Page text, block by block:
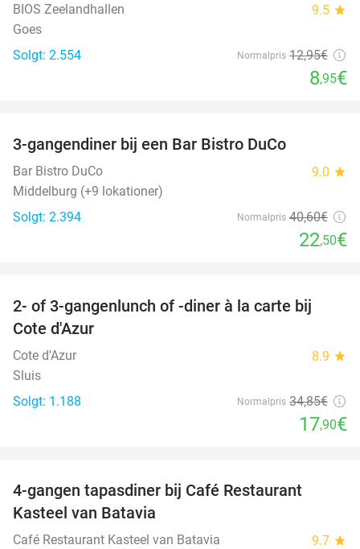
BIOS Zeelandhallen 9.5 star
Goes
Solgt: 2.554
Normalpris 12,95€
8,95€
3-gangendiner bij een Bar Bistro DuCo
Bar Bistro DuCo 9.0 star
Middelburg (+9 lokationer)
Solgt: 2.394
Normalpris 40,60€
22,50€
49%
2- of 3-gangenlunch of -diner à la carte bij
Cote d'Azur
Cote d'Azur 8.9 star
Sluis
Solgt: 1.188
Normalpris 34,85€
17,90€
4-gangen tapasdiner bij Café Restaurant
Kasteel van Batavia
Café Restaurant Kasteel van Batavia 9.7 star